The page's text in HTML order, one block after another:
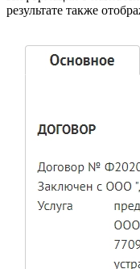
результате также